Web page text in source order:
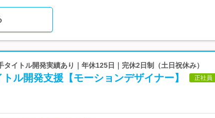
イトル開発実績あり｜年休125日｜完休2日制（土日祝休み）
ル開発支援【モーションデザイナー】 正社員